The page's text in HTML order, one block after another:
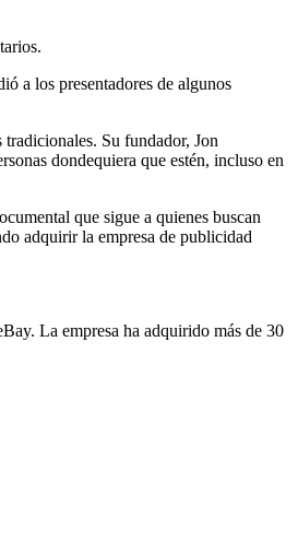
a los presentadores de algunos
Su fundador, Jon
dondequiera que estén, incluso en
que sigue a quienes buscan
adquirir la empresa de publicidad
La empresa ha adquirido más de 30